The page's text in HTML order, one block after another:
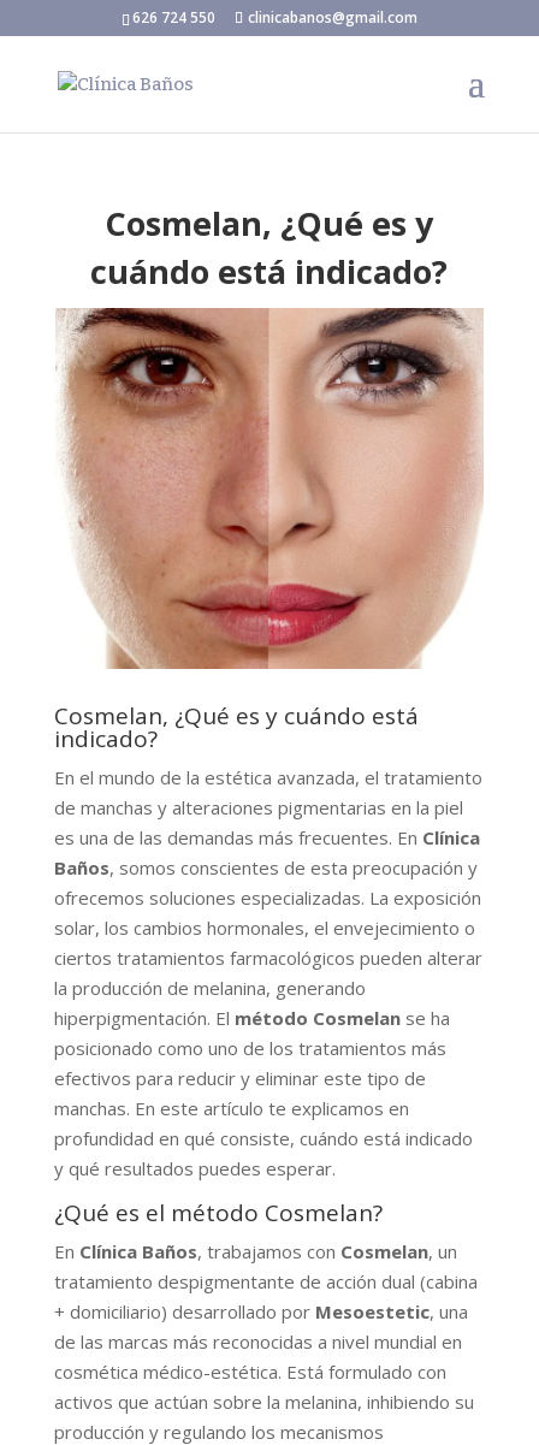
626 724 550 clinicabanos@gmail.com
Cosmelan, ¿Qué es y
cuándo está indicado?
Cosmelan, ¿Qué es y cuándo está
indicado?
En el mundo de la estética avanzada, el tratamiento
de manchas y alteraciones pigmentarias en la piel
es una de las demandas más frecuentes. En Clínica
Baños, somos conscientes de esta preocupación y
ofrecemos soluciones especializadas. La exposición
solar, los cambios hormonales, el envejecimiento o
ciertos tratamientos farmacológicos pueden alterar
la producción de melanina, generando
hiperpigmentación. El método Cosmelanse ha
posicionado como uno de los tratamientos más
efectivos para reducir y eliminar este tipo de
manchas. En este artículo te explicamos en
profundidad en qué consiste, cuándo está indicado
y qué resultados puedes esperar.
¿Qué es el método Cosmelan?
En Clínica Baños, trabajamos con Cosmelan, un
tratamiento despigmentante de acción dual (cabina
+ domiciliario) desarrollado por Mesoestetic, una
de las marcas más reconocidas a nivel mundial en
cosmética médico-estética. Está formulado con
activos que actúan sobre la melanina, inhibiendo su
producción y regulando los mecanismos